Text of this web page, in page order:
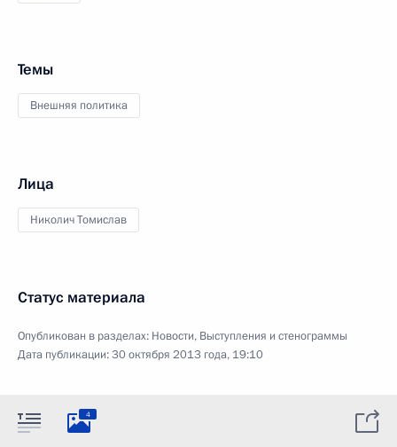
Темы
Внешняя политика
Лица
Николич Томислав
Статус материала
Опубликован в разделах: Новости, Выступления и стенограммы
Дата публикации:30 октября 2013 года, 19:10
4